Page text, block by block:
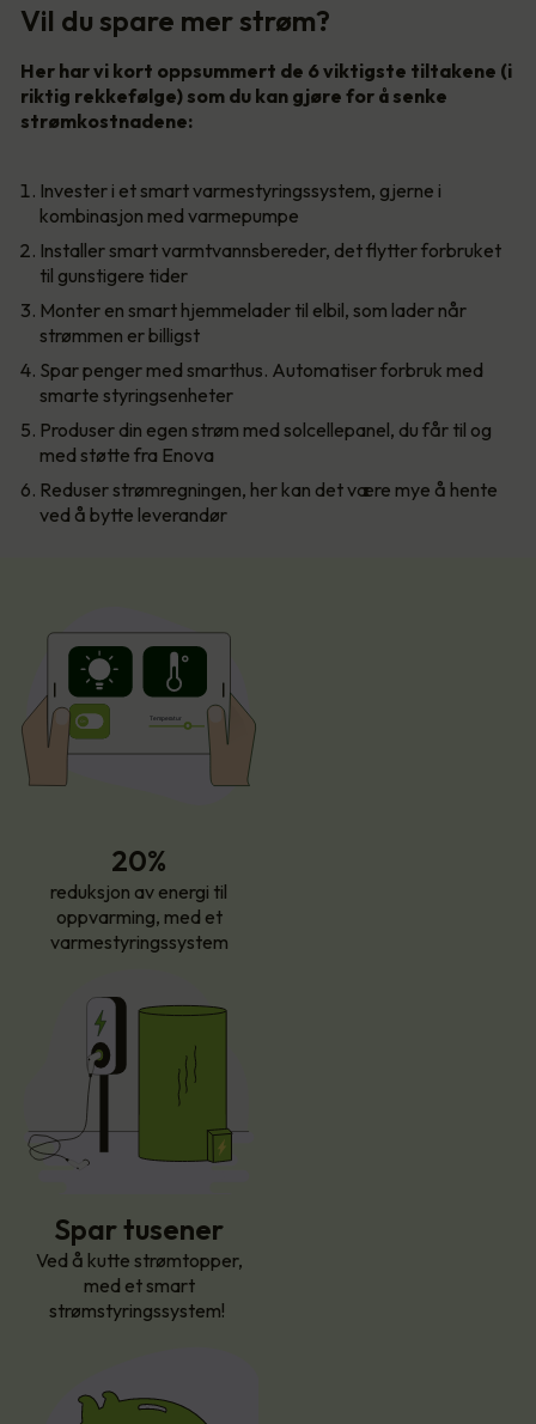
Vil du spare mer strøm?
Her har vi kort oppsummert de 6 viktigste tiltakene (i
riktig rekkefølge) som du kan gjøre for å senke
strømkostnadene:
Invester i et smart varmestyringssystem, gjerne i
kombinasjon med varmepumpe
Installer smart varmtvannsbereder, det flytter forbruket
til gunstigere tider
Monter en smart hjemmelader til elbil, som lader når
strømmen er billigst
Spar penger med smarthus. Automatiser forbruk med
smarte styringsenheter
Produser din egen strøm med solcellepanel, du får til og
med støtte fra Enova
Reduser strømregningen, her kan det være mye å hente
ved å bytte leverandør
Temperatur
20%
reduksjon av energi til
oppvarming, med et
varmestyringssystem
Spar tusener
Ved å kutte strømtopper,
med et smart
strømstyringssystem!